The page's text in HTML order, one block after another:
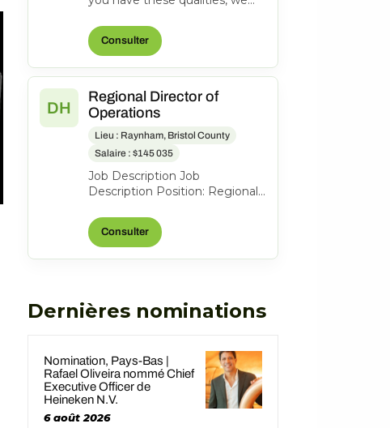
Summary: The Director of
Strategi...
Consulter
DH
Regional Director of
Operations
Lieu : Raynham, Bristol County
Salaire : $145 035
Job Description Job
Description Position: Regional
Regional Manager Location:
Raynham, MA Ba...
Consulter
Dernières nominations
Nomination, Pays-Bas |
Rafael Oliveira nommé Chief
Executive Officer de
Heineken N.V.
6 août 2026